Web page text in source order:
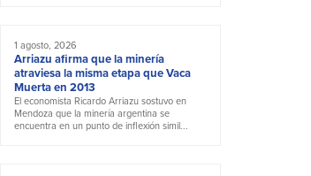
1 agosto, 2026
Arriazu afirma que la minería
atraviesa la misma etapa que Vaca
Muerta en 2013
El economista Ricardo Arriazu sostuvo en
Mendoza que la minería argentina se
encuentra en un punto de inflexión simil...